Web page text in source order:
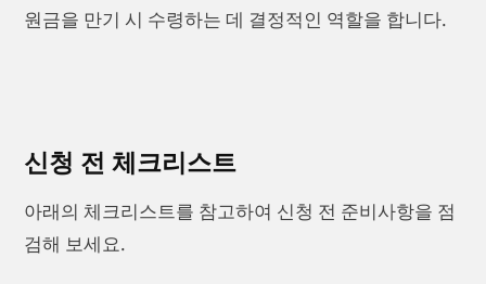
원금을 만기 시 수령하는 데 결정적인 역할을 합니다.
신청 전 체크리스트
아래의 체크리스트를 참고하여 신청 전 준비사항을 점
검해 보세요.